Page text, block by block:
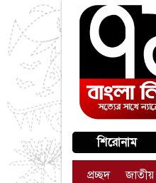
শিরোনাম
প্রচ্ছদ জাতীয়